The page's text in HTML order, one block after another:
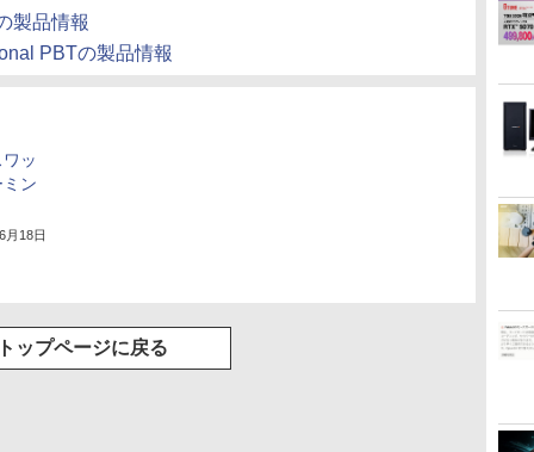
製品情報
PBTの製品情報
ッ
ン
月18日
ップページに戻る